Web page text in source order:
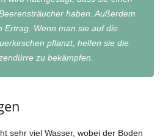
haben. Außerdem
Ertrag. Wenn man sie auf die
pflanzt, helfen sie die
zu bekämpfen.
sehr viel Wasser, wobei der Boden